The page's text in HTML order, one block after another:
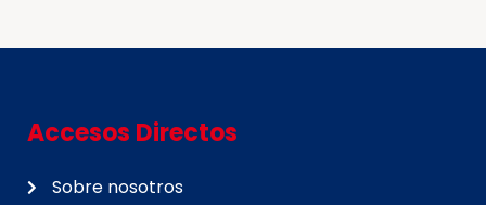
Accesos Directos
Sobre nosotros